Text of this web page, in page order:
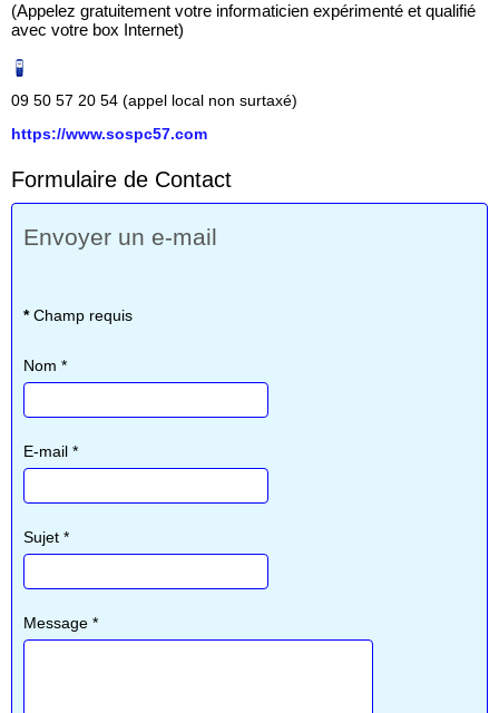
(Appelez gratuitement votre informaticien expérimenté et qualifié
avec votre box Internet)
09 50 57 20 54 (appel local non surtaxé)
https://www.sospc57.com
Formulaire de Contact
Envoyer un e-mail
*Champ requis
Nom *
E-mail *
Sujet *
Message *